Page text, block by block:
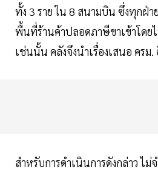
ทั้ง 3 ราย ใน 8 สนามบิน ซึ่งทุกฝ่า
พื้นที่ร้านค้าปลอดภาษีขาเข้าโดย
เช่นนั้น คลังจึงนำเรื่องเสนอ ครม.
สำหรับการดำเนินการดังกล่าว ไ